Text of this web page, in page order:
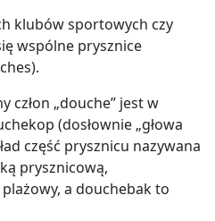
klubów sportowych czy
wspólne prysznice
człon „douche” jest w
(dosłownie „głowa
część prysznicu nazywana
prysznicową,
a douchebak to